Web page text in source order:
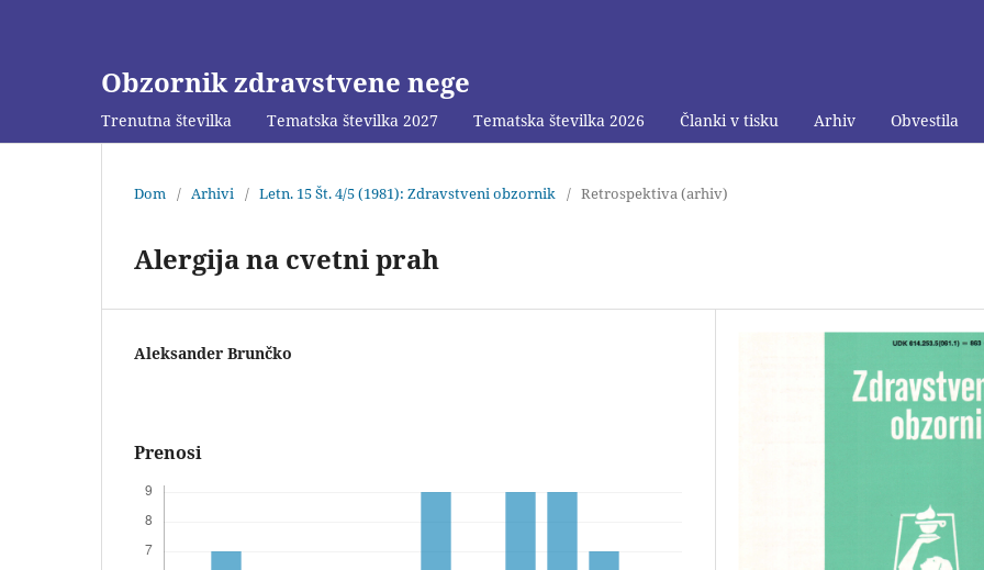
Obzornik zdravstvene nege
Trenutna številka Tematska številka 2027 Tematska številka 2026 Članki v tisku Arhiv Obvestila
Dom / Arhivi / Letn. 15 Št. 4/5 (1981): Zdravstveni obzornik / Retrospektiva (arhiv)
Alergija na cvetni prah
Aleksander Brunčko
Prenosi